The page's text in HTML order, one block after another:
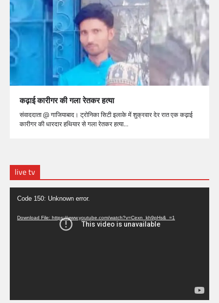
कढ़ाई कारीगर की गला रेतकर हत्या
संवाददाता @ गाजियाबाद। ट्रोनिका सिटी इलाके में शुक्रवार देर रात एक कढ़ाई
कारीगर की धारदार हथियार से गला रेतकर हत्या…
live tv
Video
Player
Code 150: Unknown error.
Download File: https://www.youtube.com/watch?v=Cexn_kh9pHs&_=1